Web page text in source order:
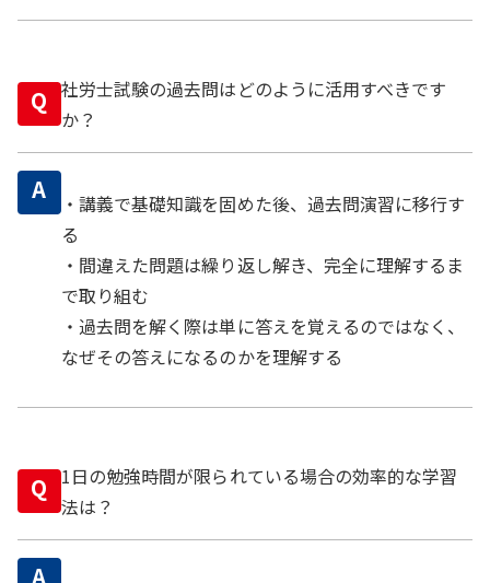
Q 社労士試験の過去問はどのように活用すべきです
か？
A
・講義で基礎知識を固めた後、過去問演習に移行す
る
・間違えた問題は繰り返し解き、完全に理解するま
で取り組む
・過去問を解く際は単に答えを覚えるのではなく、
なぜその答えになるのかを理解する
Q
1日の勉強時間が限られている場合の効率的な学習
法は？
A